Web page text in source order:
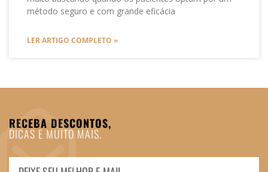
método seguro e com grande eficácia
LER ARTIGO COMPLETO »
RECEBA DESCONTOS,
DICAS E MUITO MAIS.